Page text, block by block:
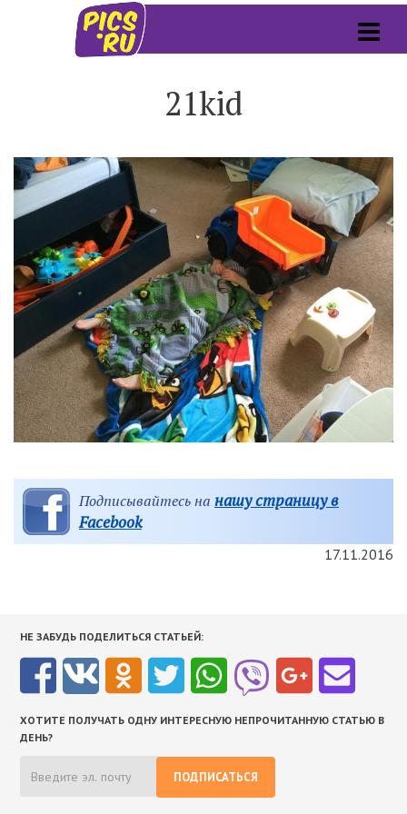
21kid
Подписывайтесь на нашу страницу в
Facebook
17.11.2016
НЕ ЗАБУДЬ ПОДЕЛИТЬСЯ СТАТЬЕЙ:
ХОТИТЕ ПОЛУЧАТЬ ОДНУ ИНТЕРЕСНУЮ НЕПРОЧИТАННУЮ СТАТЬЮ В
ДЕНЬ?
ПОДПИСАТЬСЯ